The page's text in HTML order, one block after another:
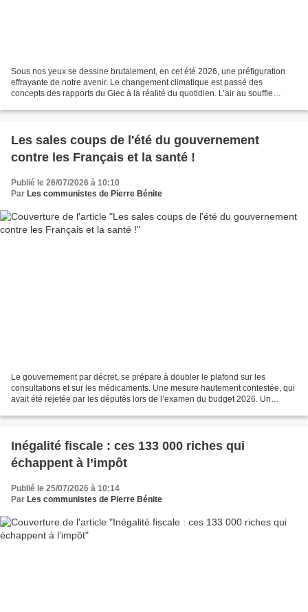
Sous nos yeux se dessine brutalement, en cet été 2026, une préfiguration
effrayante de notre avenir. Le changement climatique est passé des
concepts des rapports du Giec à la réalité du quotidien. L’air au souffle
Les sales coups de l'été du gouvernement
contre les Français et la santé !
Publié le 26/07/2026 à 10:10
Par Les communistes de Pierre Bénite
Le gouvernement par décret, se prépare à doubler le plafond sur les
consultations et sur les médicaments. Une mesure hautement contestée, qui
avait été rejetée par les députés lors de l’examen du budget 2026. Un
Inégalité fiscale : ces 133 000 riches qui
échappent à l’impôt
Publié le 25/07/2026 à 10:14
Par Les communistes de Pierre Bénite